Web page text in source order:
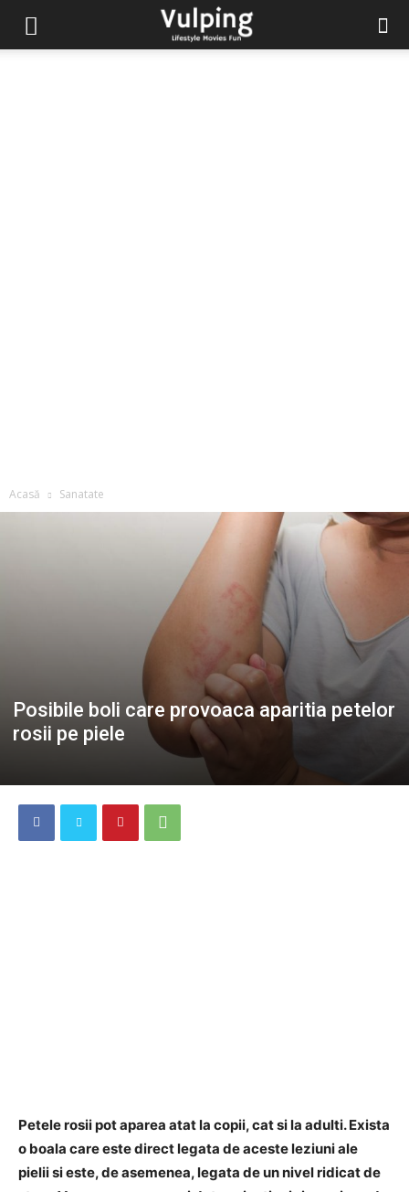
Acasă Sanatate
Posibile boli care provoaca aparitia petelor
rosii pe piele
Petele rosii pot aparea atat la copii, cat si la adulti. Exista
o boala care este direct legata de aceste leziuni ale
pielii si este, de asemenea, legata de un nivel ridicat de